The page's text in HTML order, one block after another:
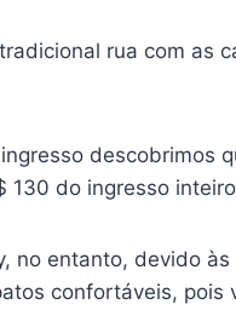
rua com as
descobrimos
130 do ingresso
no entanto, devido
confortáveis, pois